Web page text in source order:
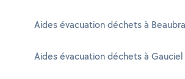
Aides évacuation déchets à
Aides évacuation déchets à Gauciel